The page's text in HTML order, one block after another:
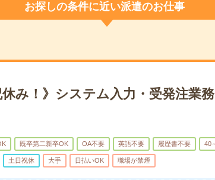
お探しの条件に近い派遣のお仕事
休み！》システム入力・受発注業
既卒第二新卒OK OA不要 英語不要 履歴書不要 40
土日祝休 大手 日払いOK 職場が禁煙